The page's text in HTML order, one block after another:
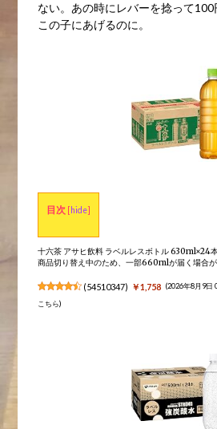
ない。あの時にレバーを捻って
この子にあげるのに。
目次 [ hide]
十六茶 アサヒ飲料 ラベルレスボトル 630ml×24
商品切り替え中のため、一部660mlが届く場合が
(54510347) ￥1,758 (2026年8月9日
こちら)